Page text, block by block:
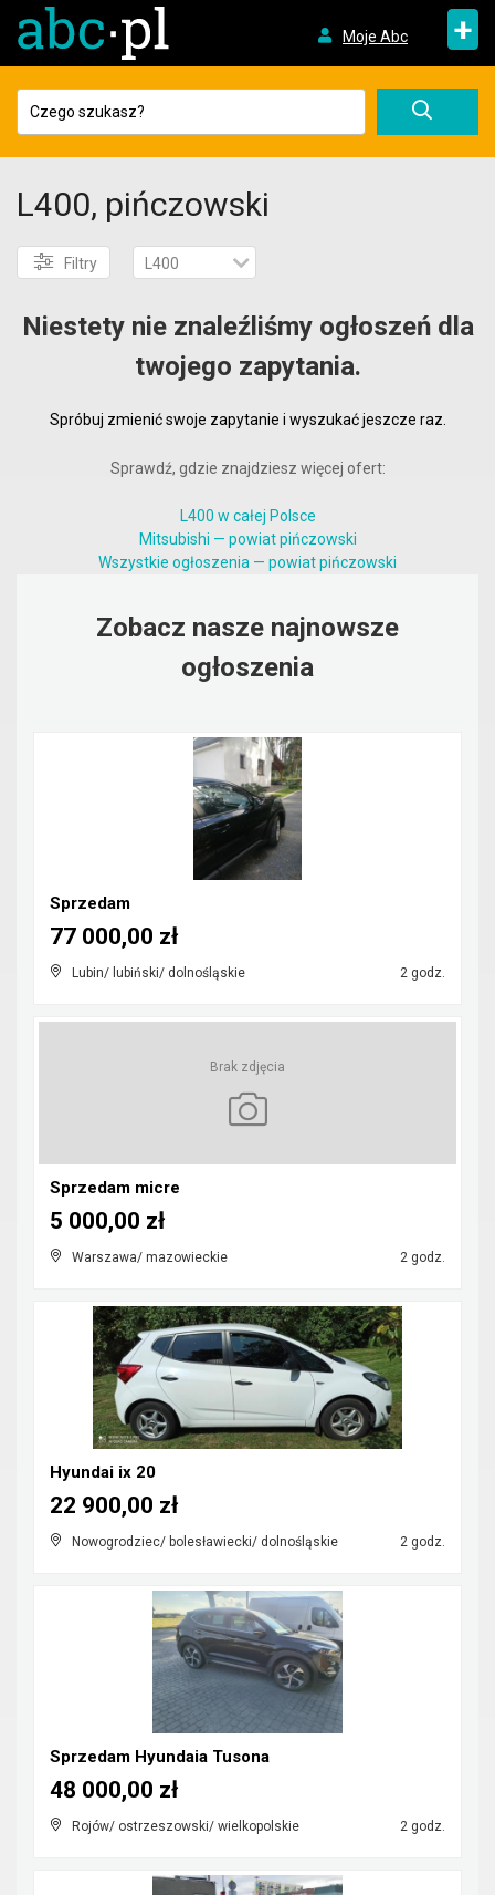
Moje Abc +
L400, pińczowski
Filtry L400
Niestety nie znaleźliśmy ogłoszeń dla
twojego zapytania.
Spróbuj zmienić swoje zapytanie i wyszukać jeszcze raz.
Sprawdź, gdzie znajdziesz więcej ofert:
L400 w całej Polsce
Mitsubishi — powiat pińczowski
Wszystkie ogłoszenia — powiat pińczowski
Zobacz nasze najnowsze
ogłoszenia
Sprzedam
Lubin/ lubiński/ dolnośląskie 2 godz.
77 000,00 zł
Brak zdjęcia
Sprzedam micre
Warszawa/ mazowieckie 2 godz.
5 000,00 zł
Hyundai ix 20
Nowogrodziec/ bolesławiecki/ dolnośląskie 2 godz.
22 900,00 zł
Sprzedam Hyundaia Tusona
Rojów/ ostrzeszowski/ wielkopolskie 2 godz.
48 000,00 zł